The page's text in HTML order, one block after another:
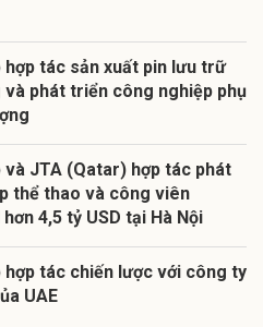
hợp tác sản xuất pin lưu trữ
và phát triển công nghiệp phụ
và JTA (Qatar) hợp tác phát
thể thao và công viên
4,5 tỷ USD tại Hà Nội
hợp tác chiến lược với công ty
UAE